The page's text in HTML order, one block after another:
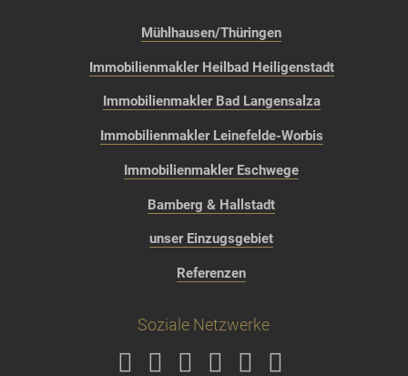
Mühlhausen/Thüringen
Immobilienmakler Heilbad Heiligenstadt
Immobilienmakler Bad Langensalza
Immobilienmakler Leinefelde-Worbis
Immobilienmakler Eschwege
Bamberg & Hallstadt
unser Einzugsgebiet
Referenzen
Soziale Netzwerke